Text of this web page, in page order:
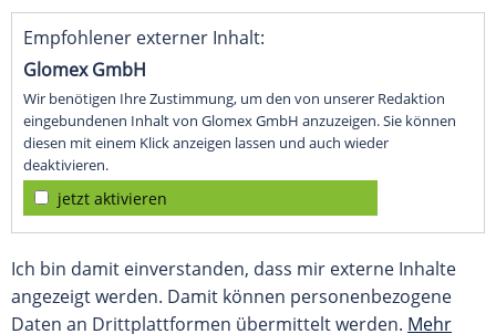
Empfohlener externer Inhalt:
Glomex GmbH
Wir benötigen Ihre Zustimmung, um den von unserer Redaktion
eingebundenen Inhalt von Glomex GmbH anzuzeigen. Sie können
diesen mit einem Klick anzeigen lassen und auch wieder
deaktivieren.
jetzt aktivieren
Ich bin damit einverstanden, dass mir externe Inhalte
angezeigt werden. Damit können personenbezogene
Daten an Drittplattformen übermittelt werden. Mehr